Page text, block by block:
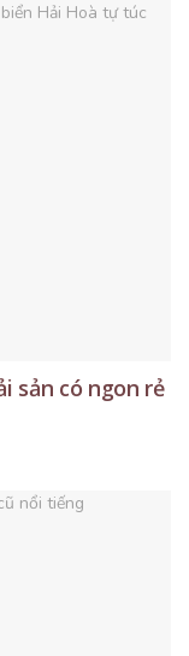
sản có ngon rẻ